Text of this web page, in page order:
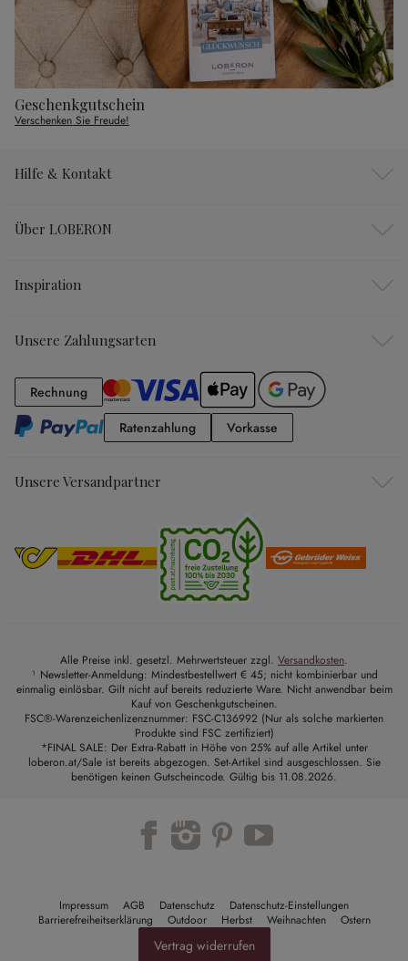
Geschenkgutschein
Verschenken Sie Freude!
Hilfe & Kontakt
Über LOBERON
Inspiration
Unsere Zahlungsarten
RechnungRechnung
RatenzahlungRatenzahlung
Vorkasse
Unsere Versandpartner
Alle Preise inkl. gesetzl. Mehrwertsteuer zzgl. Versandkosten.
¹ Newsletter-Anmeldung: Mindestbestellwert € 45; nicht kombinierbar und
einmalig einlösbar. Gilt nicht auf bereits reduzierte Ware. Nicht anwendbar beim
Kauf von Geschenkgutscheinen.
FSC®-Warenzeichenlizenznummer: FSC-C136992 (Nur als solche markierten
Produkte sind FSC zertifiziert)
*FINAL SALE: Der Extra-Rabatt in Höhe von 25% auf alle Artikel unter
loberon.at/Sale ist bereits abgezogen. Set-Artikel sind ausgeschlossen. Sie
benötigen keinen Gutscheincode. Gültig bis 11.08.2026.
Impressum AGB Datenschutz
Datenschutz-Einstellungen
Barrierefreiheitserklärung
Outdoor Herbst Weihnachten Ostern
Vertrag widerrufen